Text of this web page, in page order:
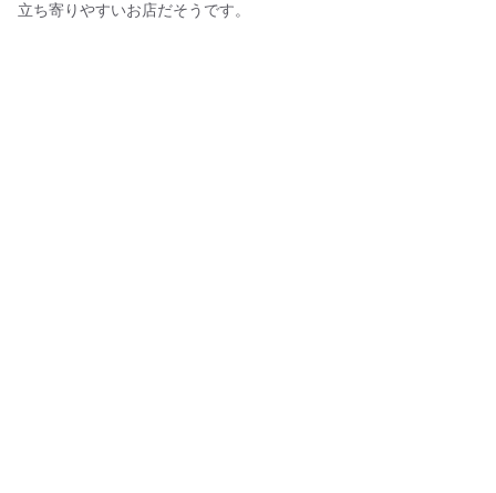
立ち寄りやすいお店だそうです。